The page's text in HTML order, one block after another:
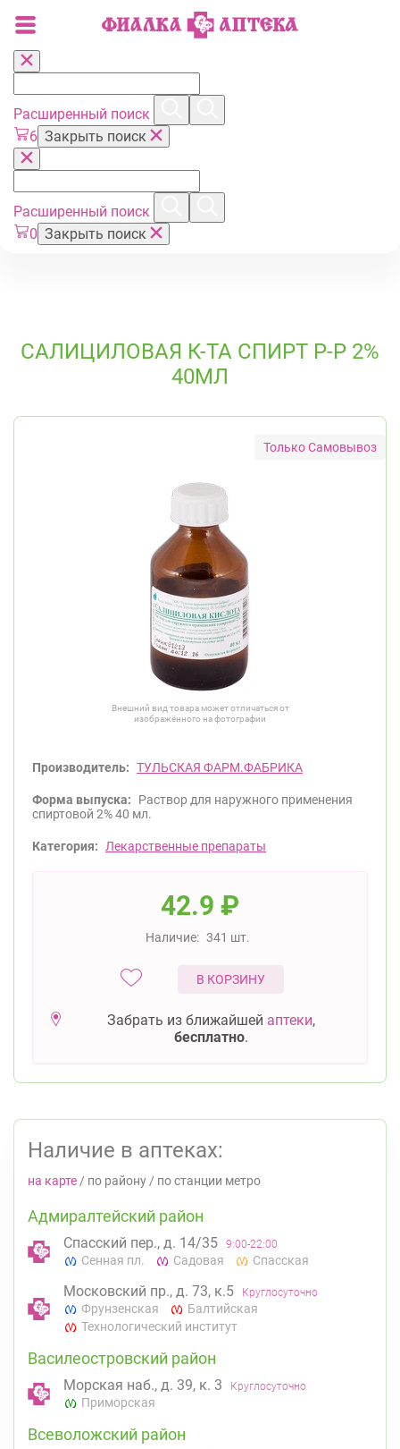
Расширенный поиск
6 Закрыть поиск
Расширенный поиск
0 Закрыть поиск
САЛИЦИЛОВАЯ К-ТА СПИРТ Р-Р 2%
40МЛ
Только Самовывоз
Внешний вид товара может отличаться от
изображённого на фотографии
Производитель: ТУЛЬСКАЯ ФАРМ.ФАБРИКА
Форма выпуска:
Раствор для наружного применения
спиртовой 2% 40 мл.
Категория: Лекарственные препараты
42.9 ₽
Наличие: 341 шт.
В КОРЗИНУ
Забрать из ближайшей аптеки,
бесплатно.
Наличие в аптеках:
на карте / по району / по станции метро
Адмиралтейский район
Спасский пер., д. 14/35 9:00-22:00
Сенная пл. Садовая Спасская
Московский пр., д. 73, к.5 Круглосуточно
Фрунзенская
Балтийская
Технологический институт
Василеостровский район
Морская наб., д. 39, к. 3 Круглосуточно
Приморская
Всеволожский район